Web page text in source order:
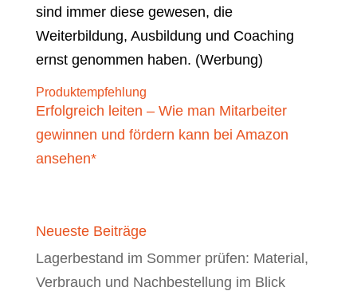
sind immer diese gewesen, die
Weiterbildung, Ausbildung und Coaching
ernst genommen haben. (Werbung)
Produktempfehlung
Erfolgreich leiten – Wie man Mitarbeiter
gewinnen und fördern kann bei Amazon
ansehen*
Neueste Beiträge
Lagerbestand im Sommer prüfen: Material,
Verbrauch und Nachbestellung im Blick